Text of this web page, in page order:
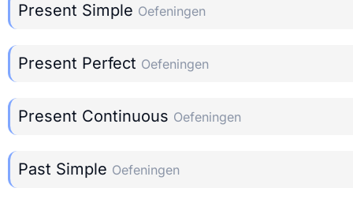
Present Simple Oefeningen
Present Perfect Oefeningen
Present Continuous Oefeningen
Past Simple Oefeningen